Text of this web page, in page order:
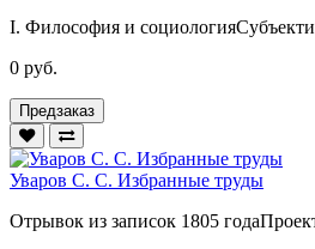
I. Философия и
0 руб.
Предзаказ
Уваров С. С. Избранные труды
Отрывок из записок 1805